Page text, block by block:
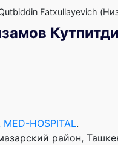
Fatxullayevich
MED-HOSPITAL.
район,